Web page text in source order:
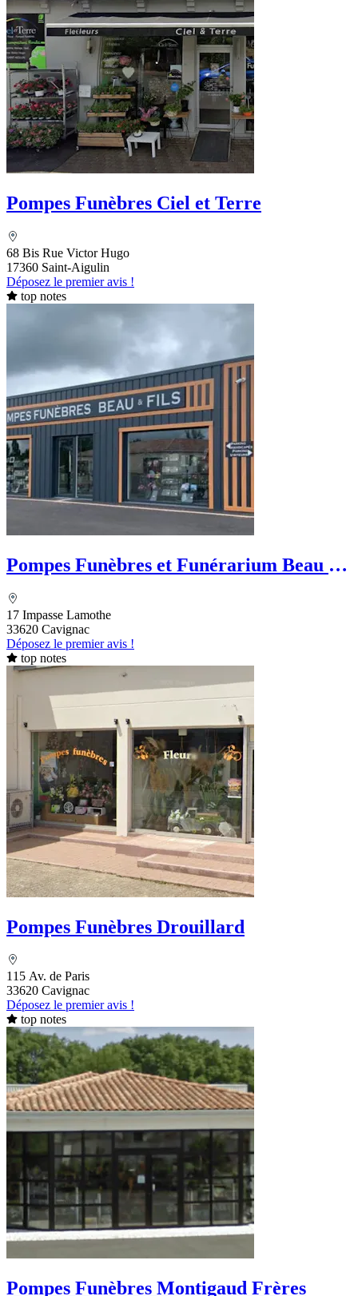
Pompes Funèbres Ciel et Terre
68 Bis Rue Victor Hugo
17360 Saint-Aigulin
Déposez le premier avis !
top notes
Pompes Funèbres et Funérarium Beau et
17 Impasse Lamothe
33620 Cavignac
Déposez le premier avis !
top notes
Pompes Funèbres Drouillard
115 Av. de Paris
33620 Cavignac
Déposez le premier avis !
top notes
Pompes Funèbres Montigaud Frères